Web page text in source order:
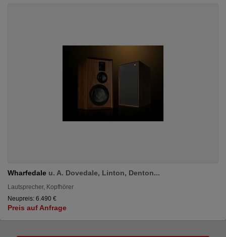
Wharfedale u. A. Dovedale, Linton, Denton...
Lautsprecher, Kopfhörer
Neupreis: 6.490 €
Preis auf Anfrage